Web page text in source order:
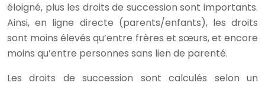
éloigné, plus les droits de succession sont importants.
Ainsi, en ligne directe (parents/enfants), les droits
sont moins élevés qu’entre frères et sœurs, et encore
moins qu’entre personnes sans lien de parenté.
Les droits de succession sont calculés selon un